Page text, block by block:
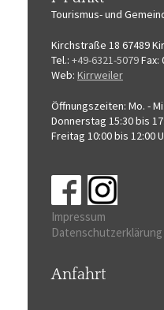
Tourismus-und
Kirchstraße 18 67489
Tel.: +49-6321-5079Fax:
Web: Kirrweiler
Öffnungszeiten: Mo. -
Donnerstag 15:30 bis
Freitag 10:00 bis 12:00
Impressum
Datenschutzerklärung
Anfahrt